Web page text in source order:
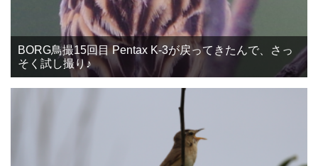
BORG鳥撮15回目 Pentax K-3が戻ってきたんで、さっ
そく試し撮り♪